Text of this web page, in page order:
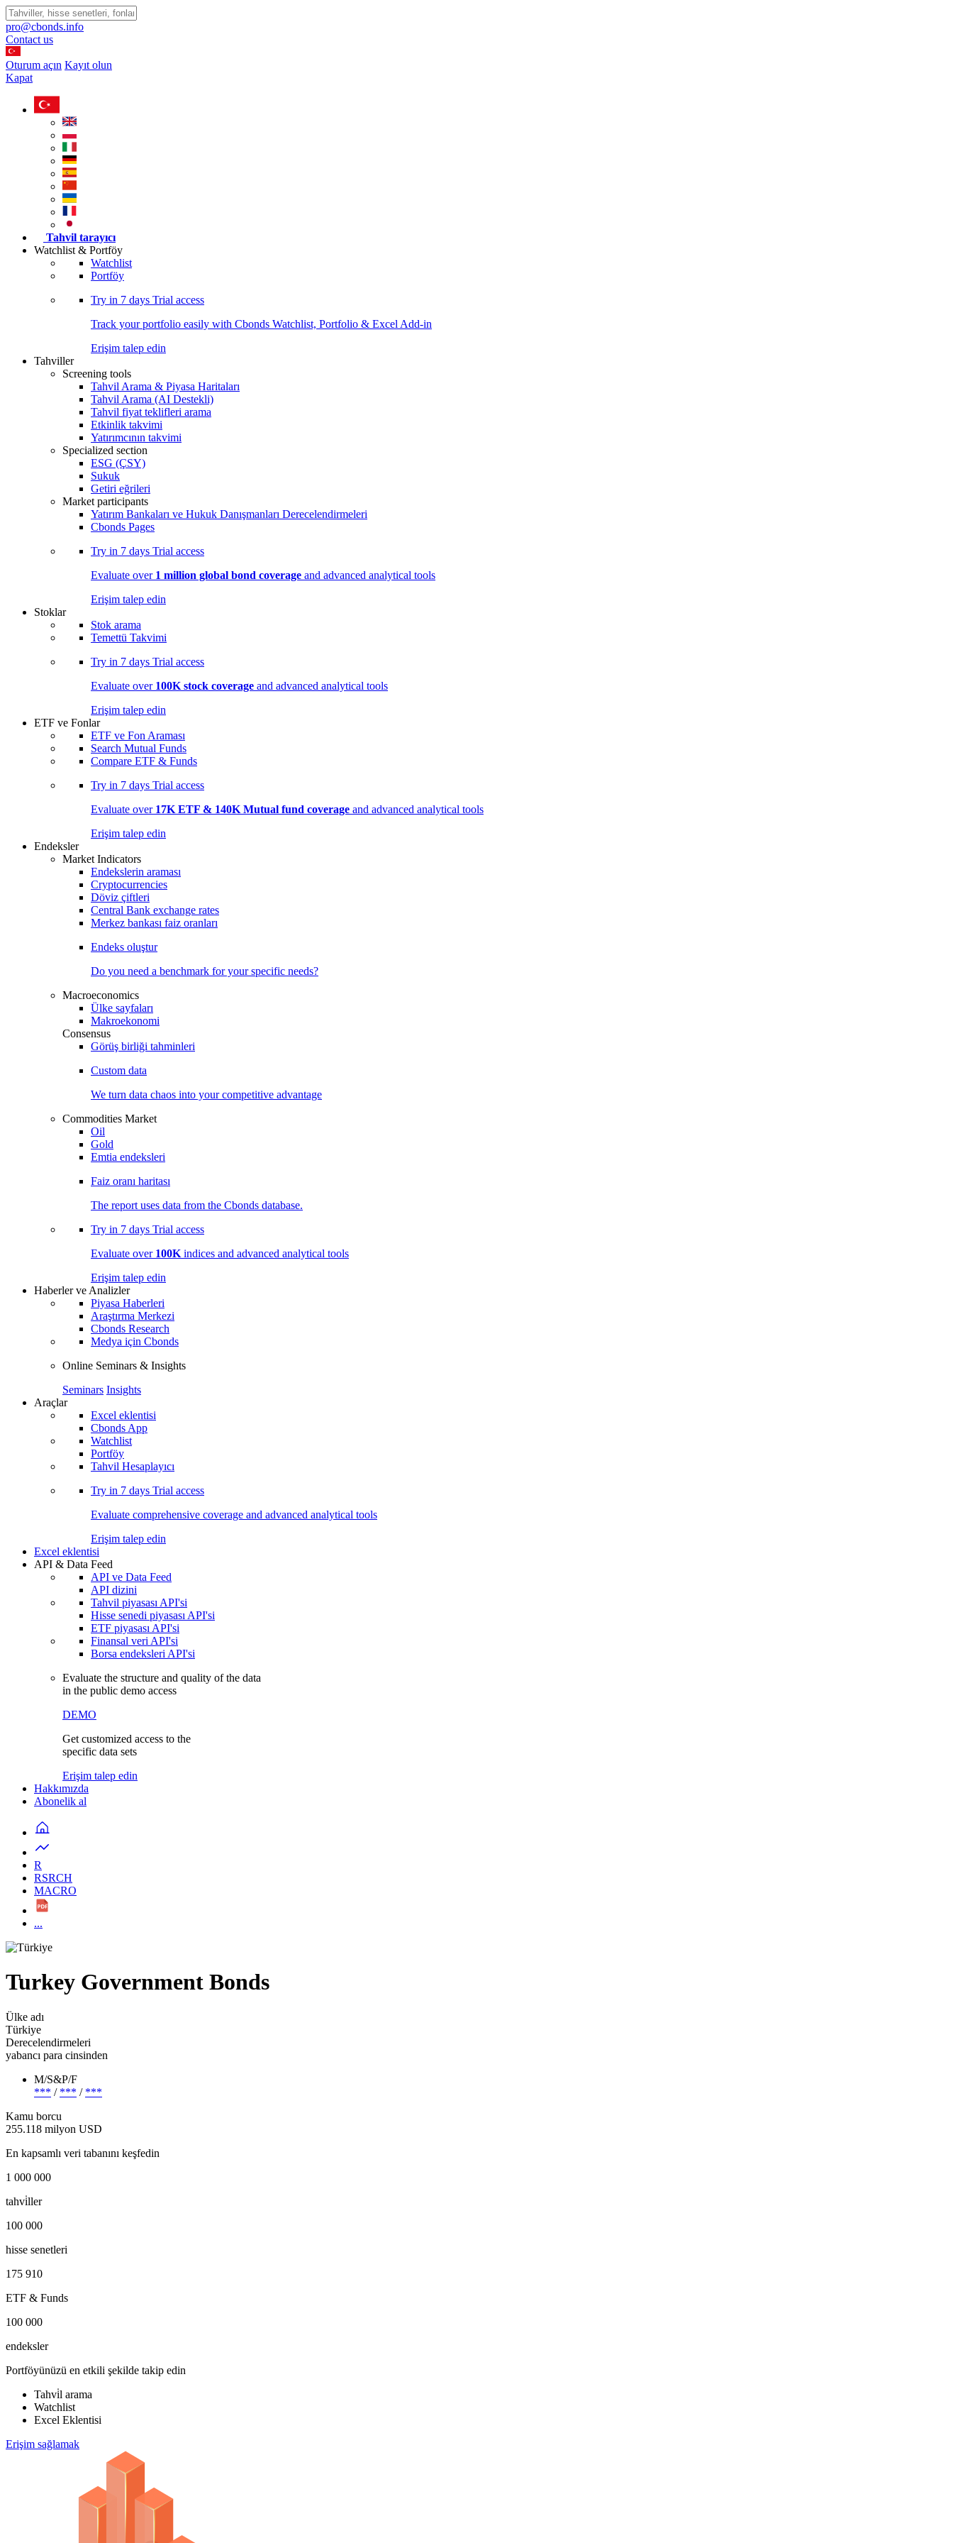
pro@cbonds.info
Contact us
Oturum açın Kayıt olun
Kapat
Tahvil tarayıcı
Watchlist & Portföy
Watchlist
Portföy
Try in 7 days Trial access
Track your portfolio easily with Cbonds Watchlist, Portfolio & Excel Add-in
Erişim talep edin
Tahviller
Screening tools
Tahvil Arama & Piyasa Haritaları
Tahvil Arama (AI Destekli)
Tahvil fiyat teklifleri arama
Etkinlik takvimi
Yatırımcının takvimi
Specialized section
ESG (ÇSY)
Sukuk
Getiri eğrileri
Market participants
Yatırım Bankaları ve Hukuk Danışmanları Derecelendirmeleri
Cbonds Pages
Try in 7 days Trial access
Evaluate over 1 million global bond coverage and advanced analytical tools
Erişim talep edin
Stoklar
Stok arama
Temettü Takvimi
Try in 7 days Trial access
Evaluate over 100K stock coverage and advanced analytical tools
Erişim talep edin
ETF ve Fonlar
ETF ve Fon Araması
Search Mutual Funds
Compare ETF & Funds
Try in 7 days Trial access
Evaluate over 17K ETF & 140K Mutual fund coverage and advanced analytical tools
Erişim talep edin
Endeksler
Market Indicators
Endekslerin araması
Cryptocurrencies
Döviz çiftleri
Central Bank exchange rates
Merkez bankası faiz oranları
Endeks oluştur
Do you need a benchmark for your specific needs?
Macroeconomics
Ülke sayfaları
Makroekonomi
Consensus
Görüş birliği tahminleri
Custom data
We turn data chaos into your competitive advantage
Commodities Market
Oil
Gold
Emtia endeksleri
Faiz oranı haritası
The report uses data from the Cbonds database.
Try in 7 days Trial access
Evaluate over 100K indices and advanced analytical tools
Erişim talep edin
Haberler ve Analizler
Piyasa Haberleri
Araştırma Merkezi
Cbonds Research
Medya için Cbonds
Online Seminars & Insights
Seminars Insights
Araçlar
Excel eklentisi
Cbonds App
Watchlist
Portföy
Tahvil Hesaplayıcı
Try in 7 days Trial access
Evaluate comprehensive coverage and advanced analytical tools
Erişim talep edin
Excel eklentisi
API & Data Feed
API ve Data Feed
API dizini
Tahvil piyasası API'si
Hisse senedi piyasası API'si
ETF piyasası API'si
Finansal veri API'si
Borsa endeksleri API'si
Evaluate the structure and quality of the data
in the public demo access
DEMO
Get customized access to the
specific data sets
Erişim talep edin
Hakkımızda
Abonelik al
R
RSRCH
MACRO
...
Turkey Government Bonds
Ülke adı
Türkiye
Derecelendirmeleri
yabancı para cinsinden
M/S&P/F
*** / *** / ***
Kamu borcu
255.118 milyon USD
En kapsamlı veri tabanını keşfedin
1 000 000
tahvi̇ller
100 000
hisse senetleri
175 910
ETF & Funds
100 000
endeksler
Portföyünüzü en etkili şekilde takip edin
Tahvi̇l arama
Watchlist
Excel Eklentisi
Erişim sağlamak